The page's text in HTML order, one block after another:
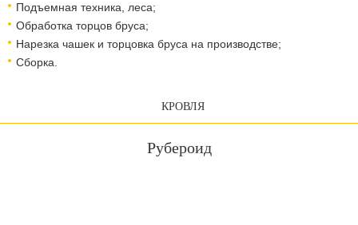
Подъемная техника, леса;
Обработка торцов бруса;
Нарезка чашек и торцовка бруса на производстве;
Сборка.
КРОВЛЯ
Рубероид